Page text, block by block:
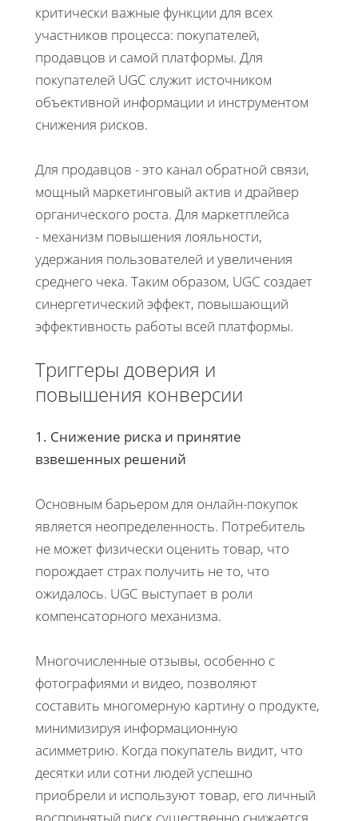
критически важные функции для всех
участников процесса: покупателей,
продавцов и самой платформы. Для
покупателей UGC служит источником
объективной информации и инструментом
снижения рисков.
Для продавцов - это канал обратной связи,
мощный маркетинговый актив и драйвер
органического роста. Для маркетплейса
- механизм повышения лояльности,
удержания пользователей и увеличения
среднего чека. Таким образом, UGC создает
синергетический эффект, повышающий
эффективность работы всей платформы.
Триггеры доверия и
повышения конверсии
1. Снижение риска и принятие
взвешенных решений
Основным барьером для онлайн-покупок
является неопределенность. Потребитель
не может физически оценить товар, что
порождает страх получить не то, что
ожидалось. UGC выступает в роли
компенсаторного механизма.
Многочисленные отзывы, особенно с
фотографиями и видео, позволяют
составить многомерную картину о продукте,
минимизируя информационную
асимметрию. Когда покупатель видит, что
десятки или сотни людей успешно
приобрели и используют товар, его личный
воспринятый риск существенно снижается.